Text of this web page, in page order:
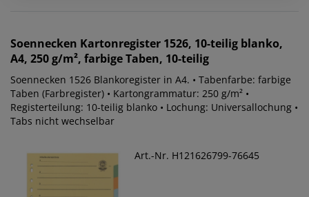
Soennecken Kartonregister 1526, 10-teilig blanko,
A4, 250 g/m², farbige Taben, 10-teilig
Soennecken 1526 Blankoregister in A4. • Tabenfarbe: farbige
Taben (Farbregister) • Kartongrammatur: 250 g/m² •
Registerteilung: 10-teilig blanko • Lochung: Universallochung •
Tabs nicht wechselbar
Art.-Nr. H121626799-76645